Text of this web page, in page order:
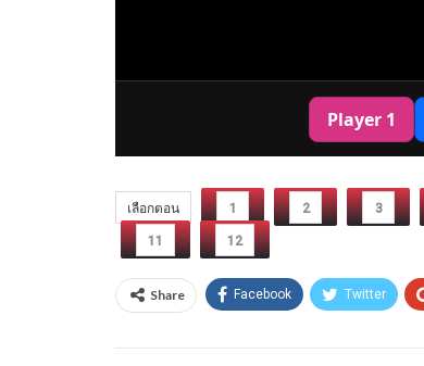
เลือกตอน 1 2 3
11 12
Share Facebook Twitter